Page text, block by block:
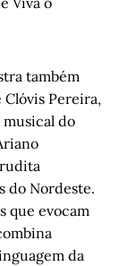
também
Clóvis Pereira,
musical do
do Nordeste.
que evocam
da